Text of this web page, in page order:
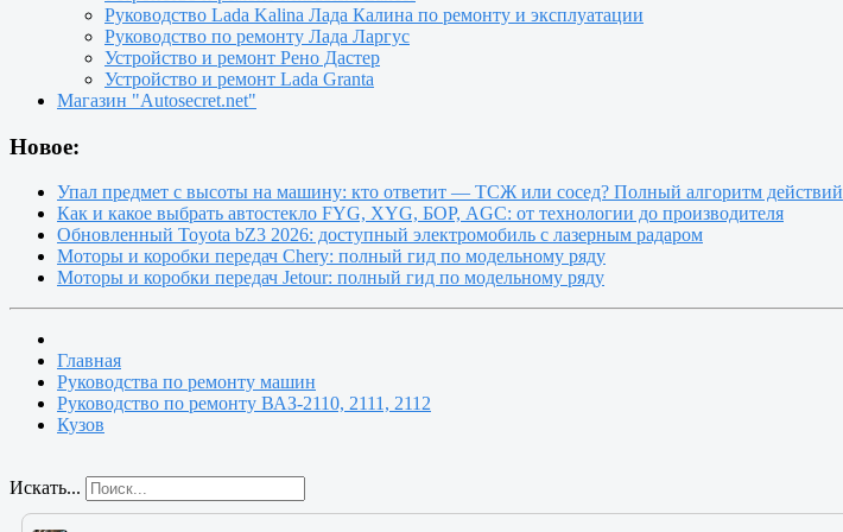
Руководство Lada Kalina Лада Калина по ремонту и эксплуатации
Руководство по ремонту Лада Ларгус
Устройство и ремонт Рено Дастер
Устройство и ремонт Lada Granta
Магазин "Autosecret.net"
Новое:
Упал предмет с высоты на машину: кто ответит — ТСЖ или сосед? Полный алгоритм действий
Как и какое выбрать автостекло FYG, XYG, БОР, AGC: от технологии до производителя
Обновленный Toyota bZ3 2026: доступный электромобиль с лазерным радаром
Моторы и коробки передач Chery: полный гид по модельному ряду
Моторы и коробки передач Jetour: полный гид по модельному ряду
Главная
Руководства по ремонту машин
Руководство по ремонту ВАЗ-2110, 2111, 2112
Кузов
Искать...